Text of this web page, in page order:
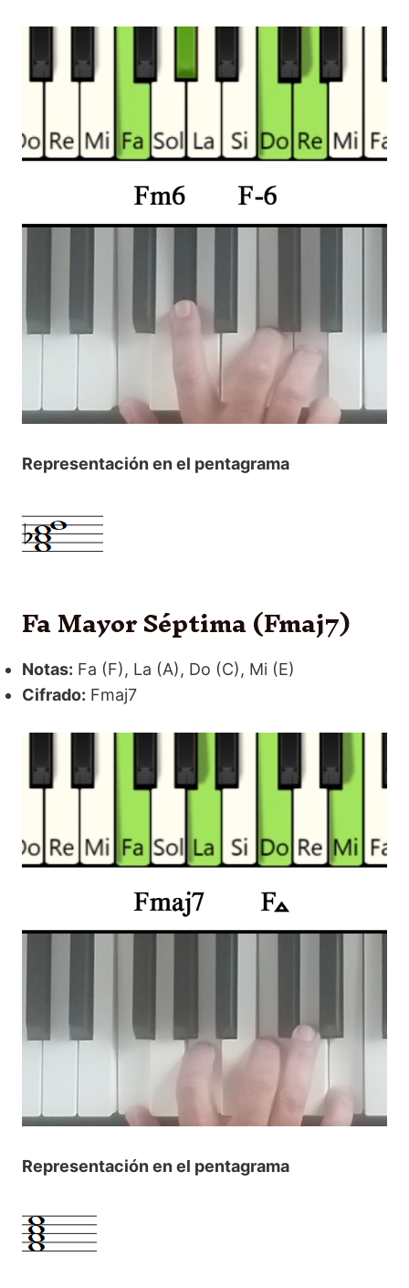
Representación en el pentagrama
Fa Mayor Séptima (Fmaj7)
Notas: Fa (F), La (A), Do (C), Mi (E)
Cifrado: Fmaj7
Representación en el pentagrama